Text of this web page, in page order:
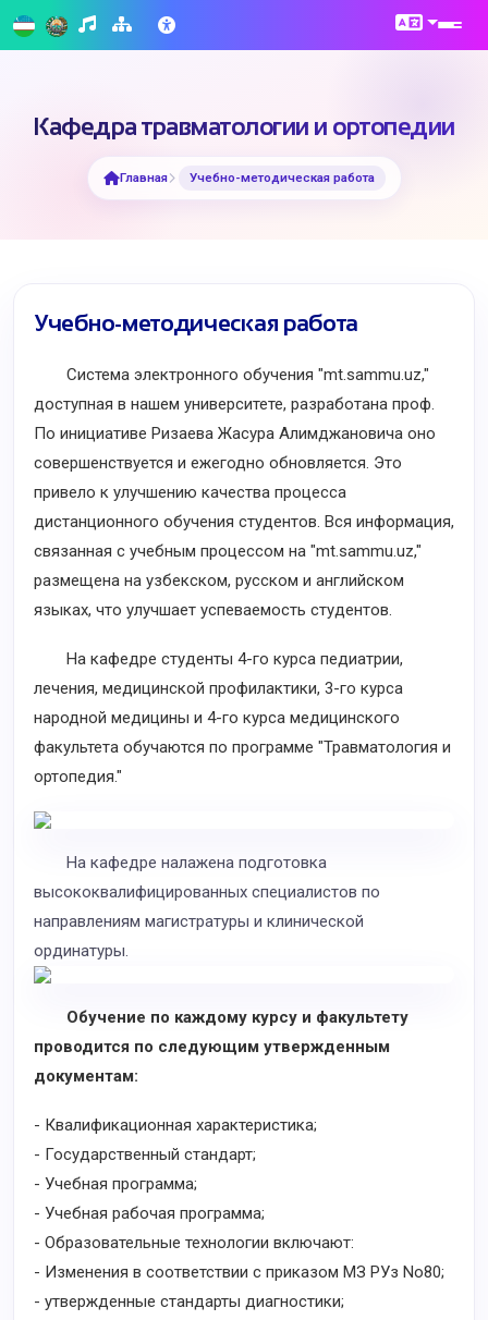
Кафедра травматологии и ортопедии
Главная Учебно-методическая работа
Учебно-методическая работа
Система электронного обучения "mt.sammu.uz,"
доступная в нашем университете, разработана проф.
По инициативе Ризаева Жасура Алимджановича оно
совершенствуется и ежегодно обновляется. Это
привело к улучшению качества процесса
дистанционного обучения студентов. Вся информация,
связанная с учебным процессом на "mt.sammu.uz,"
размещена на узбекском, русском и английском
языках, что улучшает успеваемость студентов.
На кафедре студенты 4-го курса педиатрии,
лечения, медицинской профилактики, 3-го курса
народной медицины и 4-го курса медицинского
факультета обучаются по программе "Травматология и
ортопедия."
На кафедре налажена подготовка
высококвалифицированных специалистов по
направлениям магистратуры и клинической
ординатуры.
Обучение по каждому курсу и факультету
проводится по следующим утвержденным
документам:
- Квалификационная характеристика;
- Государственный стандарт;
- Учебная программа;
- Учебная рабочая программа;
- Образовательные технологии включают:
- Изменения в соответствии с приказом МЗ РУз No80;
- утвержденные стандарты диагностики;